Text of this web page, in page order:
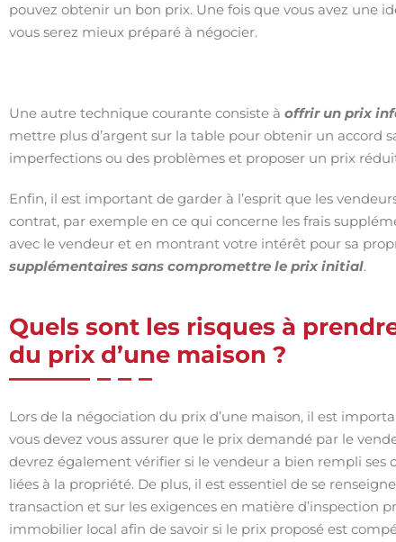
pouvez obtenir un bon prix. Une fois que vous avez une
vous serez mieux préparé à négocier.
Une autre technique courante consiste à offrir un prix
mettre plus d’argent sur la table pour obtenir un accord
imperfections ou des problèmes et proposer un prix
Enfin, il est important de garder à l’esprit que les
contrat, par exemple en ce qui concerne les frais
avec le vendeur et en montrant votre intérêt pour sa
supplémentaires sans compromettre le prix initial.
Quels sont les risques à
du prix d’une maison ?
Lors de la négociation du prix d’une maison, il est
vous devez vous assurer que le prix demandé par le
devrez également vérifier si le vendeur a bien rempli ses
liées à la propriété. De plus, il est essentiel de se
transaction et sur les exigences en matière d’inspection
immobilier local afin de savoir si le prix proposé est